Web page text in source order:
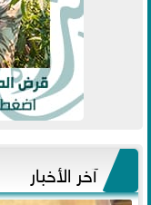
آخر الأخبار